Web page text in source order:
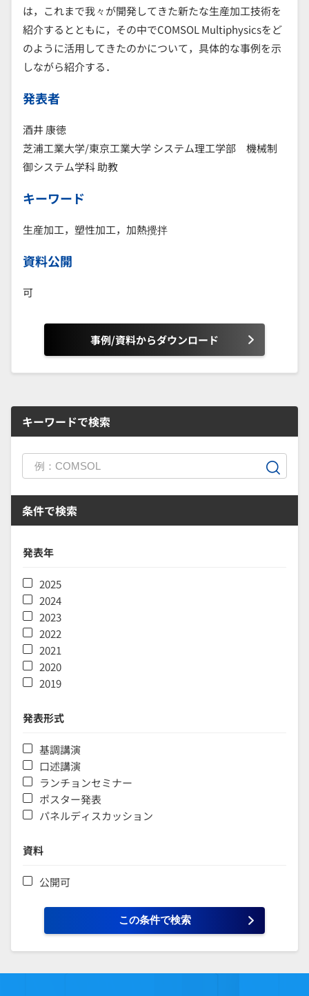
は，これまで我々が開発してきた新たな生産加工技術を
紹介するとともに，その中でCOMSOL Multiphysicsをど
のように活用してきたのかについて，具体的な事例を示
しながら紹介する．
発表者
酒井 康徳
芝浦工業大学/東京工業大学 システム理工学部 機械制
御システム学科 助教
キーワード
生産加工，塑性加工，加熱攪拌
資料公開
可
事例/資料からダウンロード
キーワードで検索
条件で検索
発表年
2025
2024
2023
2022
2021
2020
2019
発表形式
基調講演
口述講演
ランチョンセミナー
ポスター発表
パネルディスカッション
資料
公開可